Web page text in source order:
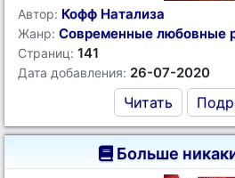
Автор: Кофф Натализа
Жанр: Современные любовные
Страниц: 141
Дата добавления: 26-07-2020
Читать
Больше